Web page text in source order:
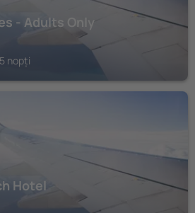
- Adults Only
nopți
Hotel